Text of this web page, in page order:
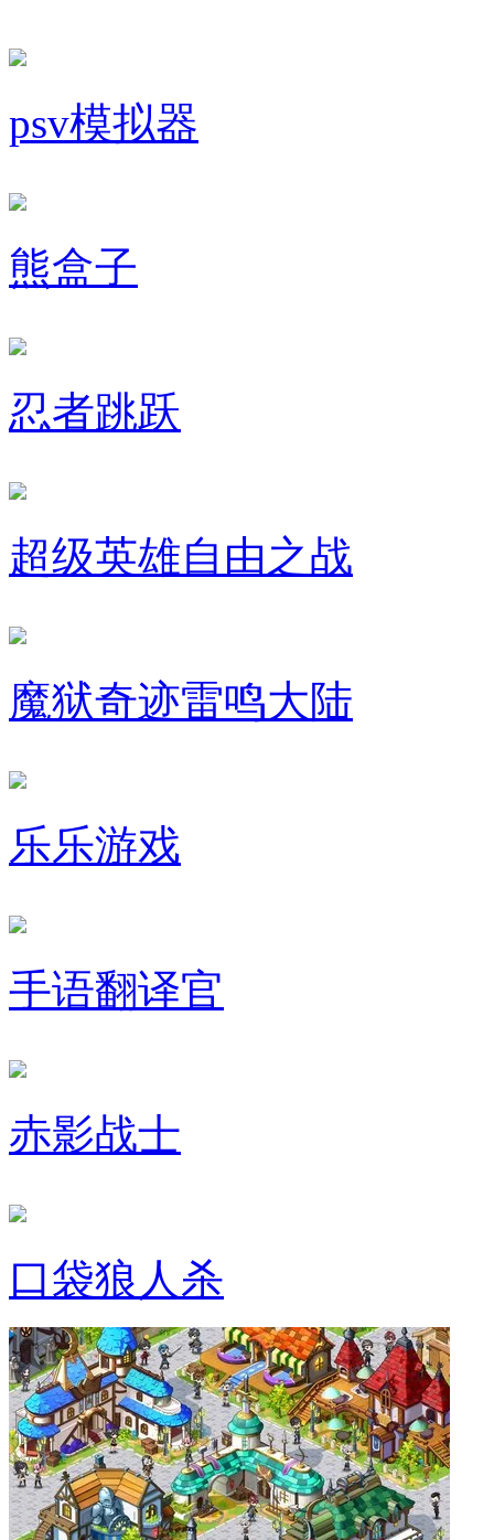
psv模拟器
熊盒子
忍者跳跃
超级英雄自由之战
魔狱奇迹雷鸣大陆
乐乐游戏
手语翻译官
赤影战士
口袋狼人杀